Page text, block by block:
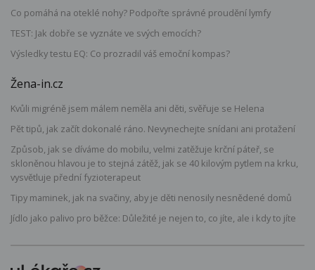
Co pomáhá na oteklé nohy? Podpořte správné proudění lymfy
TEST: Jak dobře se vyznáte ve svých emocích?
Výsledky testu EQ: Co prozradil váš emoční kompas?
Žena-in.cz
Kvůli migréně jsem málem neměla ani děti, svěřuje se Helena
Pět tipů, jak začít dokonalé ráno. Nevynechejte snídani ani protažení
Způsob, jak se díváme do mobilu, velmi zatěžuje krční páteř, se
skloněnou hlavou je to stejná zátěž, jak se 40 kilovým pytlem na krku,
vysvětluje přední fyzioterapeut
Tipy maminek, jak na svačiny, aby je děti nenosily nesnědené domů
Jídlo jako palivo pro běžce: Důležité je nejen to, co jíte, ale i kdy to jíte